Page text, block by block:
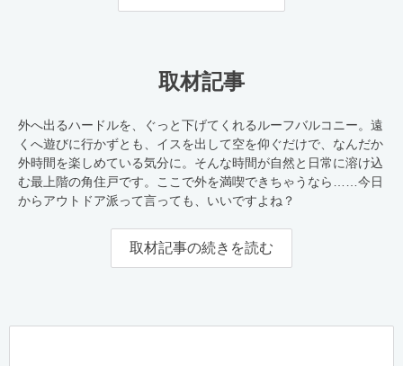
取材記事
外へ出るハードルを、ぐっと下げてくれるルーフバルコニー。遠
くへ遊びに行かずとも、イスを出して空を仰ぐだけで、なんだか
外時間を楽しめている気分に。そんな時間が自然と日常に溶け込
む最上階の角住戸です。ここで外を満喫できちゃうなら……今日
からアウトドア派って言っても、いいですよね？
取材記事の続きを読む